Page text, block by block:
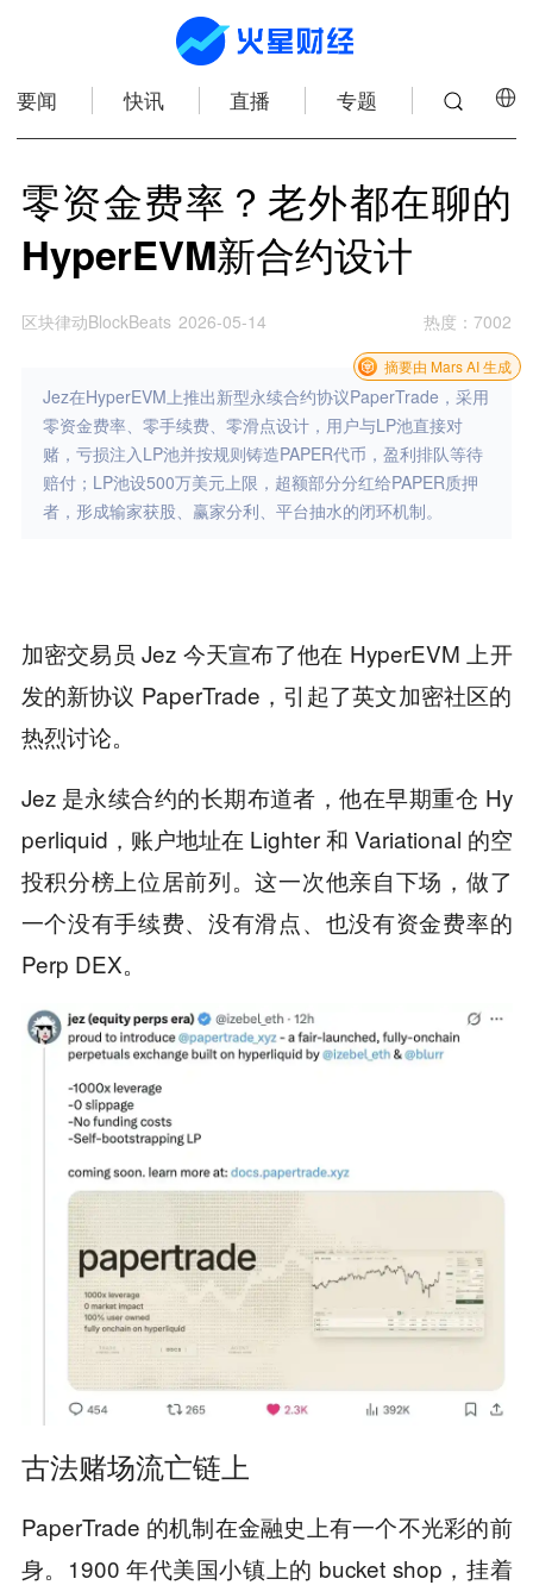
要闻 快讯 直播 专题
零资金费率？老外都在聊的
HyperEVM新合约设计
区块律动BlockBeats 2026-05-14 热度 ：7002
Jez在HyperEVM上推出新型永续合约协议PaperTrade，采用
零资金费率、零手续费、零滑点设计，用户与LP池直接对
赌，亏损注入LP池并按规则铸造PAPER代币，盈利排队等待
赔付；LP池设500万美元上限，超额部分分红给PAPER质押
者，形成输家获股、赢家分利、平台抽水的闭环机制。
摘要由 Mars AI 生成
加密交易员 Jez 今天宣布了他在 HyperEVM 上开
发的新协议 PaperTrade，引起了英文加密社区的
热烈讨论。
Jez 是永续合约的长期布道者，他在早期重仓 Hy
perliquid，账户地址在 Lighter 和 Variational 的空
投积分榜上位居前列。这一次他亲自下场，做了
一个没有手续费、没有滑点、也没有资金费率的
Perp DEX。
古法赌场流亡链上
PaperTrade 的机制在金融史上有一个不光彩的前
身。1900 年代美国小镇上的 bucket shop，挂着